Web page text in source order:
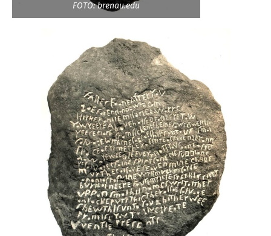
FOTO: brenau.edu